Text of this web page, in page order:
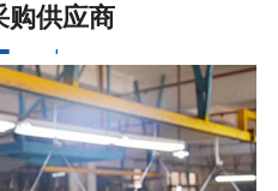
购供应商